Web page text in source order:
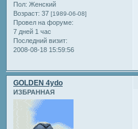
Пол: Женский
Возраст: 37 [1989-06-08]
Провел на форуме:
7 дней 1 час
Последний визит:
2008-08-18 15:59:56
GOLDEN 4ydo
ИЗБРАННАЯ